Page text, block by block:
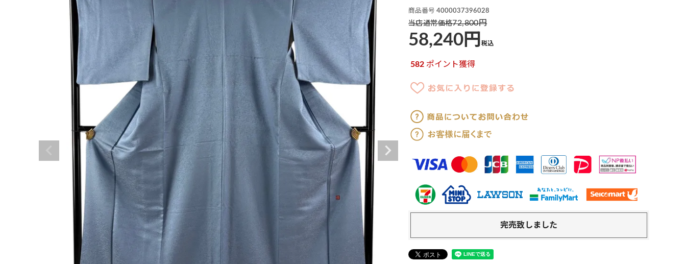
商品番号 4000037396028
当店通常価格72,800
58,240 税込
582 ポイント獲得
完売致しました